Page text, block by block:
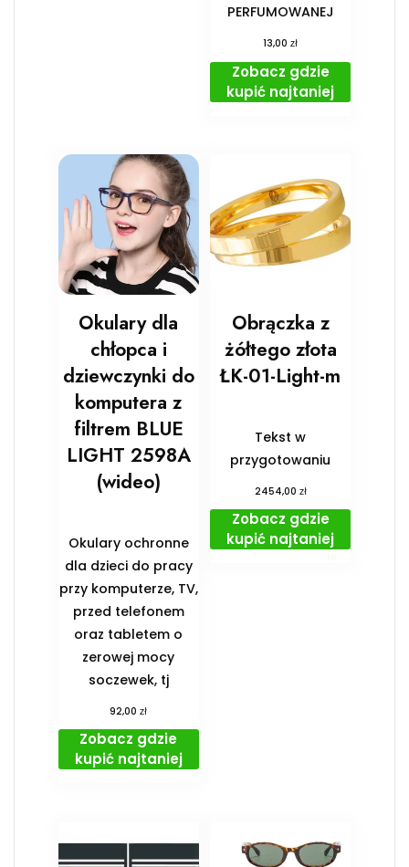
PERFUMOWANEJ
13,00zł
Zobacz gdzie
kupić najtaniej
Okulary dla
chłopca i
dziewczynki do
komputera z
filtrem BLUE
LIGHT 2598A
(wideo)
Okulary ochronne
dla dzieci do pracy
przy komputerze, TV,
przed telefonem
oraz tabletem o
zerowej mocy
soczewek, tj
92,00zł
Zobacz gdzie
kupić najtaniej
Obrączka z
żółtego złota
ŁK-01-Light-m
Tekst w
przygotowaniu
2454,00 zł
Zobacz gdzie
kupić najtaniej